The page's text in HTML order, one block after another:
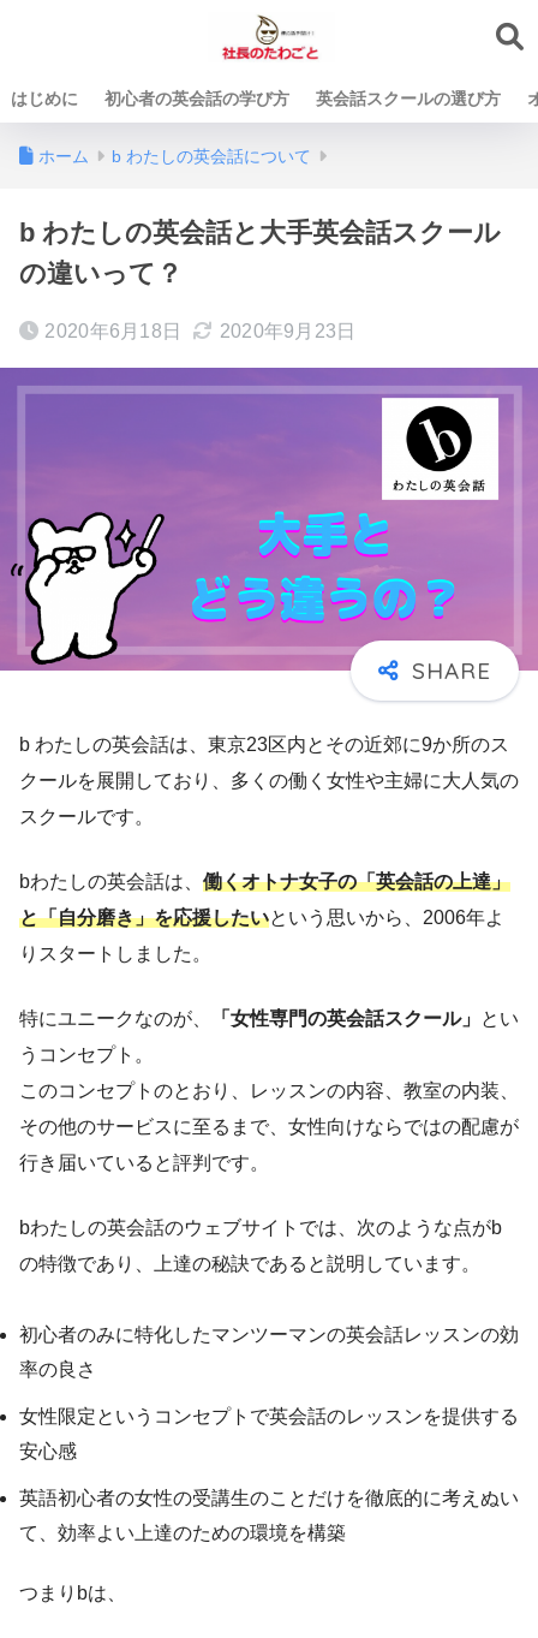
はじめに 初心者の英会話の学び方 英会話スクールの選び方
ホーム b わたしの英会話について
b わたしの英会話と大手英会話スクール
の違いって？
2020年6月18日 2020年9月23日
b わたしの英会話は、東京23区内とその近郊に9か所のス
クールを展開しており、多くの働く女性や主婦に大人気の
スクールです。
bわたしの英会話は、 働くオトナ女子の「英会話の上達」
と「自分磨き」を応援したいという思いから、2006年よ
りスタートしました。
特にユニークなのが、 「女性専門の英会話スクール」 とい
うコンセプト。
このコンセプトのとおり、レッスンの内容、教室の内装、
その他のサービスに至るまで、女性向けならではの配慮が
行き届いていると評判です。
bわたしの英会話のウェブサイトでは、次のような点がb
の特徴であり、上達の秘訣であると説明しています。
初心者のみに特化したマンツーマンの英会話レッスンの効
率の良さ
女性限定というコンセプトで英会話のレッスンを提供する
安心感
英語初心者の女性の受講生のことだけを徹底的に考えぬい
て、効率よい上達のための環境を構築
つまりbは、